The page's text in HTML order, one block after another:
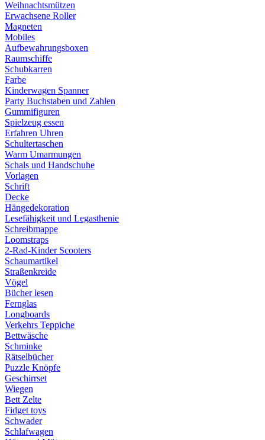
Weihnachtsmützen
Erwachsene Roller
Magneten
Mobiles
Aufbewahrungsboxen
Raumschiffe
Schubkarren
Farbe
Kinderwagen Spanner
Party Buchstaben und Zahlen
Gummifiguren
Spielzeug essen
Erfahren Uhren
Schultertaschen
Warm Umarmungen
Schals und Handschuhe
Vorlagen
Schrift
Decke
Hängedekoration
Lesefähigkeit und Legasthenie
Schreibmappe
Loomstraps
2-Rad-Kinder Scooters
Schaumartikel
Straßenkreide
Vögel
Bücher lesen
Fernglas
Longboards
Verkehrs Teppiche
Bettwäsche
Schminke
Rätselbücher
Puzzle Knöpfe
Geschirrset
Wiegen
Bett Zelte
Fidget toys
Schwader
Schlafwagen